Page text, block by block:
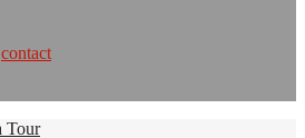
contact